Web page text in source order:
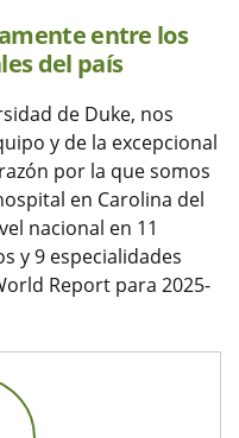
entre los
del país
de Duke, nos
y de la excepcional
por la que somos
en Carolina del
nacional en 11
y 9 especialidades
Report para 2025-